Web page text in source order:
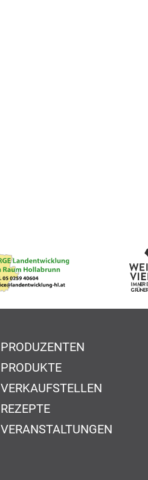
PRODUZENTEN
PRODUKTE
VERKAUFSTELLEN
REZEPTE
VERANSTALTUNGEN